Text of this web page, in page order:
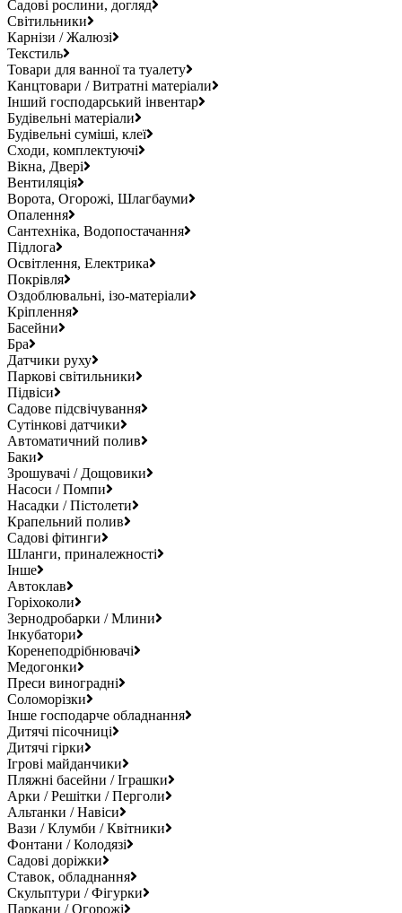
Садові рослини, догляд
Світильники
Карнізи / Жалюзі
Текстиль
Товари для ванної та туалету
Канцтовари / Витратні матеріали
Інший господарський інвентар
Будівельні матеріали
Будівельні суміші, клеї
Сходи, комплектуючі
Вікна, Двері
Вентиляція
Ворота, Огорожі, Шлагбауми
Опалення
Сантехніка, Водопостачання
Підлога
Освітлення, Електрика
Покрівля
Оздоблювальні, ізо-матеріали
Кріплення
Басейни
Бра
Датчики руху
Паркові світильники
Підвіси
Садове підсвічування
Сутінкові датчики
Автоматичний полив
Баки
Зрошувачі / Дощовики
Насоси / Помпи
Насадки / Пістолети
Крапельний полив
Садові фітинги
Шланги, приналежності
Інше
Автоклав
Горіхоколи
Зернодробарки / Млини
Інкубатори
Коренеподрібнювачі
Медогонки
Преси виноградні
Соломорізки
Інше господарче обладнання
Дитячі пісочниці
Дитячі гірки
Ігрові майданчики
Пляжні басейни / Іграшки
Арки / Решітки / Перголи
Альтанки / Навіси
Вази / Клумби / Квітники
Фонтани / Колодязі
Садові доріжки
Ставок, обладнання
Скульптури / Фігурки
Паркани / Огорожі